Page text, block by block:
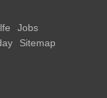
Jobs
Sitemap